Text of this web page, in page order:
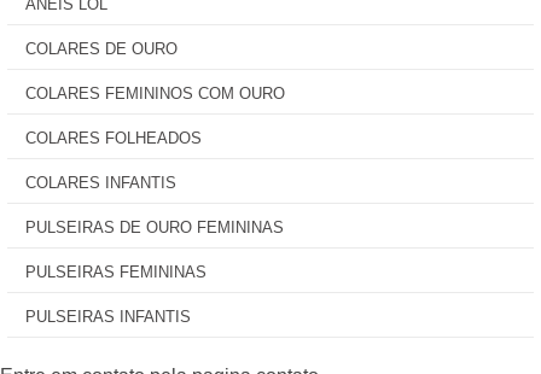
ANÉIS LOL
COLARES DE OURO
COLARES FEMININOS COM OURO
COLARES FOLHEADOS
COLARES INFANTIS
PULSEIRAS DE OURO FEMININAS
PULSEIRAS FEMININAS
PULSEIRAS INFANTIS